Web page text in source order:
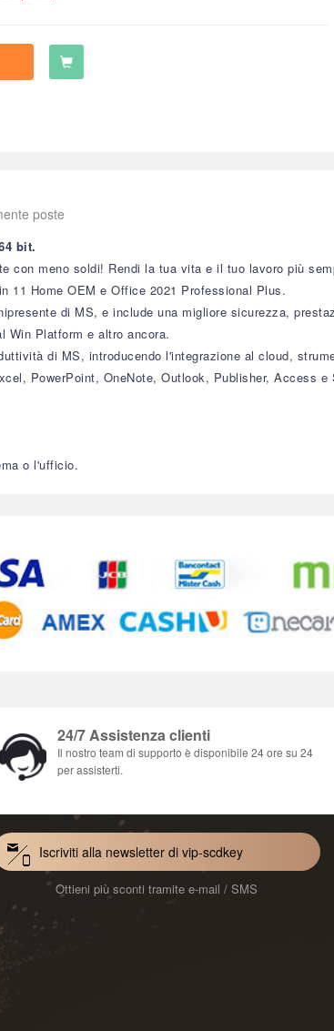
poste
bit.
con meno soldi! Rendi la tua vita e il tuo lavoro più
11 Home OEM e Office 2021 Professional Plus.
di MS, e include una migliore sicurezza,
Win Platform e altro ancora.
di MS, introducendo l'integrazione al cloud,
PowerPoint, OneNote, Outlook, Publisher, Access
o l'ufficio.
24/7 Assistenza clienti
Il nostro team di supporto è disponibile 24 ore su 24
per assisterti.
Iscriviti alla newsletter di vip-scdkey
Ottieni più sconti tramite e-mail / SMS